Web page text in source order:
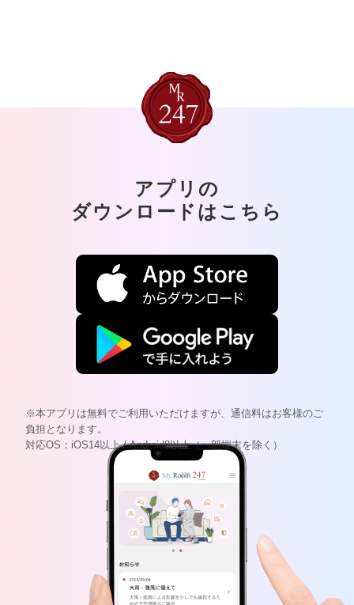
アプリの
ダウンロードはこちら
※本アプリは無料でご利用いただけますが、通信料はお客様のご
負担となります。
対応OS：iOS14以上 / Android8以上（一部端末を除く）